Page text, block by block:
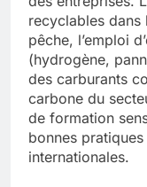
recyclables
pêche, l’emploi
(hydrogène,
des carburants
carbone du
de formation
bonnes
internationales.